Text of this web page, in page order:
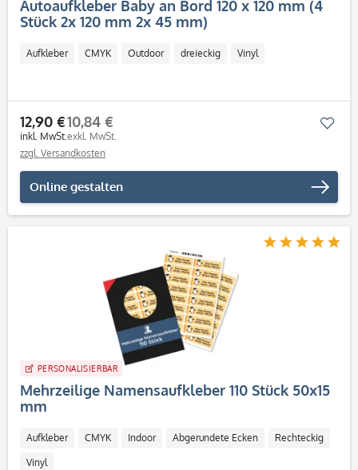
Autoaufkleber Baby an Bord 120 x 120 mm (4
Stück 2x 120 mm 2x 45 mm)
Aufkleber CMYK Outdoor dreieckig Vinyl
12,90 €
inkl. MwSt.
10,84 €
exkl. MwSt.
zzgl. Versandkosten
Online gestalten
PERSONALISIERBAR
Mehrzeilige Namensaufkleber 110 Stück 50x15
mm
Aufkleber CMYK Indoor Abgerundete Ecken Rechteckig
Vinyl